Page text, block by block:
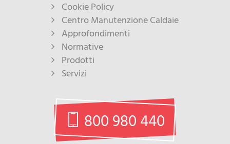
Cookie Policy
Centro Manutenzione Caldaie
Approfondimenti
Normative
Prodotti
Servizi
800 980 440